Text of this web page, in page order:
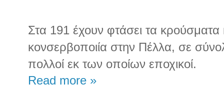
Στα 191 έχουν φτάσει τα
κονσερβοποιία στην Πέλλα, σε
πολλοί εκ των οποίων εποχικοί.
Read more »